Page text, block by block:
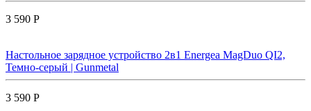
3 590 Р
Настольное зарядное устройство 2в1 Energea MagDuo QI2,
Темно-серый | Gunmetal
3 590 Р